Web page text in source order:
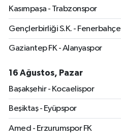
Kasımpaşa - Trabzonspor
Gençlerbirliği S.K. - Fenerbahçe
Gaziantep FK - Alanyaspor
16 Ağustos, Pazar
Başakşehir - Kocaelispor
Beşiktaş - Eyüpspor
Amed - Erzurumspor FK